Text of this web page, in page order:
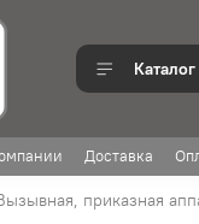
Каталог
Доставка
приказная